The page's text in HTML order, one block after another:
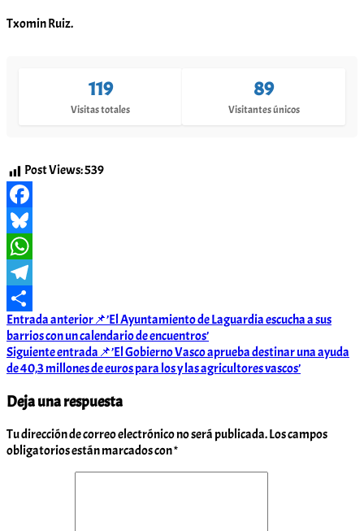
Txomin Ruiz.
119
Visitas totales
89
Visitantes únicos
Post Views:539
Facebook
Bluesky
WhatsApp
Telegram
Compartir
Navegación
de
entradas
Entrada anterior📌’El Ayuntamiento de Laguardia escucha a sus
barrios con un calendario de encuentros’
Siguiente entrada 📌’El Gobierno Vasco aprueba destinar una ayuda
de 40,3 millones de euros para los y las agricultores vascos’
Deja una respuesta
Tu dirección de correo electrónico no será publicada.Los campos
obligatorios están marcados con*